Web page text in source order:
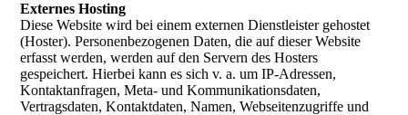
Externes Hosting
Diese Website wird bei einem externen Dienstleister gehostet
(Hoster). Personenbezogenen Daten, die auf dieser Website
erfasst werden, werden auf den Servern des Hosters
gespeichert. Hierbei kann es sich v. a. um IP-Adressen,
Kontaktanfragen, Meta- und Kommunikationsdaten,
Vertragsdaten, Kontaktdaten, Namen, Webseitenzugriffe und